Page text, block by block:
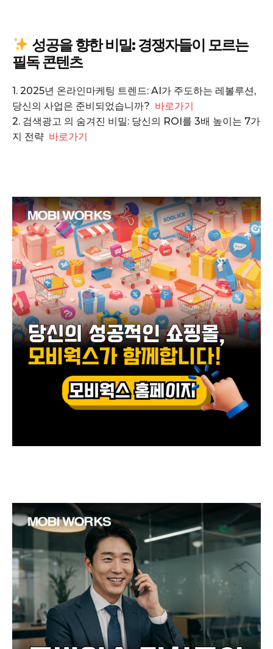
Company
고객센터
구독 플랜
마이페이지
청소년보호정책
성공을 향한 비밀: 경쟁자들이 모르는
필독 콘텐츠
1. 2025년 온라인마케팅 트렌드: AI가 주도하는 레볼루션,
당신의 사업은 준비되었습니까? 바로가기
2. 검색광고 의 숨겨진 비밀: 당신의 ROI를 3배 높이는 7가
지 전략 바로가기